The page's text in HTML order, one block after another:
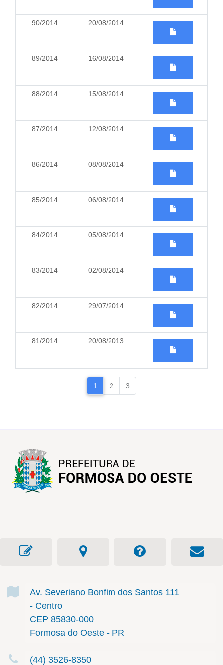
90/2014 20/08/2014
89/2014 16/08/2014
88/2014 15/08/2014
87/2014 12/08/2014
86/2014 08/08/2014
85/2014 06/08/2014
84/2014 05/08/2014
83/2014 02/08/2014
82/2014 29/07/2014
81/2014 20/08/2013
1 2 3
Av. Severiano Bonfim dos Santos 111
- Centro
CEP 85830-000
Formosa do Oeste - PR
(44) 3526-8350